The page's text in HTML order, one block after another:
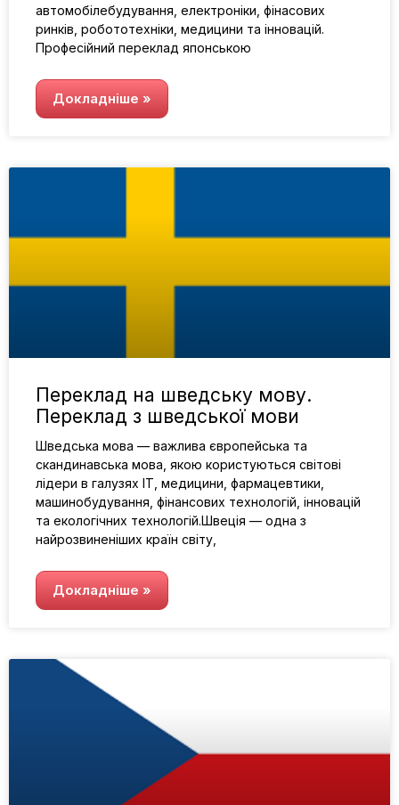
автомобілебудування, електроніки, фінасових
ринків, робототехніки, медицини та інновацій.
Професійний переклад японською
Докладніше »
Переклад на шведську мову.
Переклад з шведської мови
Шведська мова — важлива європейська та
скандинавська мова, якою користуються світові
лідери в галузях IT, медицини, фармацевтики,
машинобудування, фінансових технологій, інновацій
та екологічних технологій.Швеція — одна з
найрозвиненіших країн світу,
Докладніше »